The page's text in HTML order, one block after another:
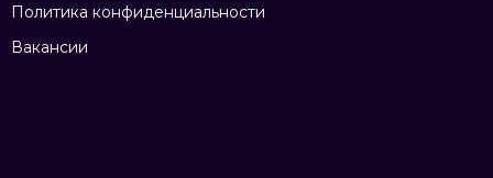
Политика конфиденциальности
Вакансии